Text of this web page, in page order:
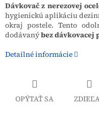
Dávkovač z nerezovej
hygienickú aplikáciu
okraj postele. Tento
dodávanýbez dávkovacej
Detailné informácie
OPÝTAŤ SA